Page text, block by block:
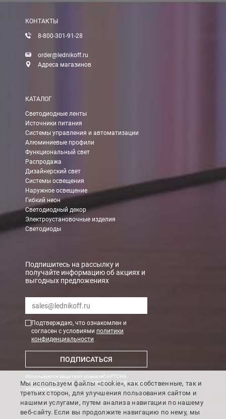
КОНТАКТЫ
8-800-301-91-28
order@lednikoff.ru
Адреса магазинов
КАТАЛОГ
Светодиодные ленты
Источники питания
Системы управления и автоматизации
Алюминиевые профили
Функциональный свет
Распродажа
Дизайнерский свет
Системы освещения
Наружное освещение
Гибкий неон
Светодиодный декор
Электроустановочные изделия
Светодиоды
Подпишитесь на рассылку и
получайте информацию об акциях и
выгодных предложениях
Подтверждаю, что ознакомлен и
согласен с условиями политики
конфиденциальности
ПОДПИСАТЬСЯ
Используется защита от спама reCAPTCHA,
Политика конфиденциальности GoogleиУсловия
использования
Мы используем файлы «cookie», как собственные, так и
третьих сторон, для улучшения пользования сайтом и
нашими услугами, путем анализа навигации по нашему
веб-сайту. Если вы продолжите навигацию по нему, мы